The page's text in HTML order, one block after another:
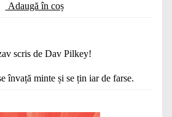
Adaugă în coș
scris de Dav Pilkey!
învață minte și se țin iar de farse.